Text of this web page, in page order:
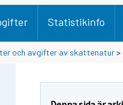
Statistikinfo
och avgifter av skattenatur>
Y
o
Y
o